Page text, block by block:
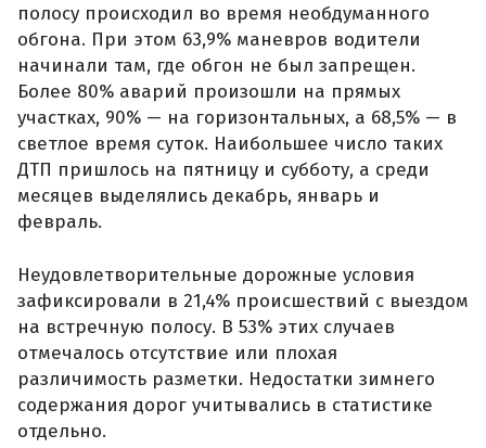
полосу происходил во время необдуманного
обгона. При этом 63,9% маневров водители
начинали там, где обгон не был запрещен.
Более 80% аварий произошли на прямых
участках, 90% — на горизонтальных, а 68,5% — в
светлое время суток. Наибольшее число таких
ДТП пришлось на пятницу и субботу, а среди
месяцев выделялись декабрь, январь и
февраль.
Неудовлетворительные дорожные условия
зафиксировали в 21,4% происшествий с выездом
на встречную полосу. В 53% этих случаев
отмечалось отсутствие или плохая
различимость разметки. Недостатки зимнего
содержания дорог учитывались в статистике
отдельно.